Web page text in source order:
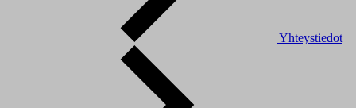
Yhteystiedot